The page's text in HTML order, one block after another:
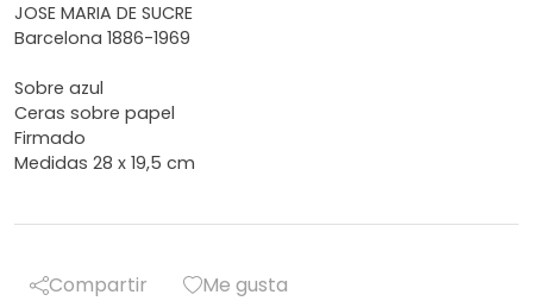
JOSE MARIA DE SUCRE
Barcelona 1886-1969
Sobre azul
Ceras sobre papel
Firmado
Medidas 28 x 19,5 cm
Compartir Me gusta